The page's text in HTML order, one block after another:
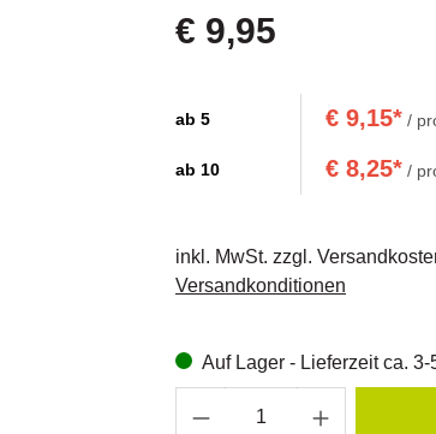
€ 9,95
ab 5 € 9,15* /
ab 10 € 8,25* /
inkl. MwSt. zzgl.
Versandkonditionen
Auf Lager - Lieferzeit ca. 3-